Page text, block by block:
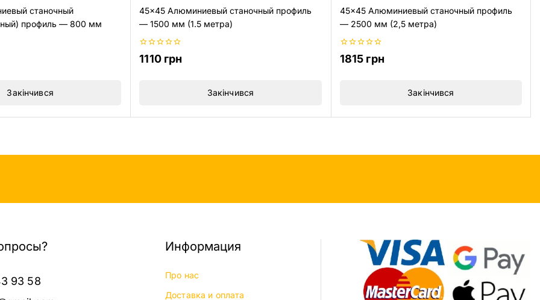
станочный
профиль — 800 мм
Закінчився
45×45 Алюминиевый станочный профиль
— 1500 мм (1.5 метра)
0
из
1110 грн
Закінчився
45×45 Алюминиевый станочный профиль
— 2500 мм (2,5 метра)
0
из
1815 грн
Закінчився
93 58
Информация
Про нас
Доставка и оплата